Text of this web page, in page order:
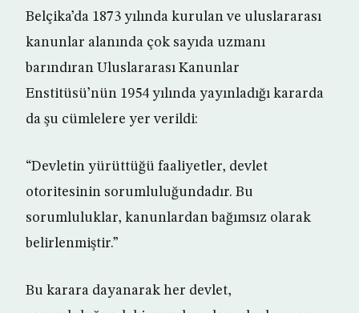
Belçika’da 1873 yılında kurulan ve uluslararası
kanunlar alanında çok sayıda uzmanı
barındıran Uluslararası Kanunlar
Enstitüsü’nün 1954 yılında yayınladığı kararda
da şu cümlelere yer verildi:
“Devletin yürüttüğü faaliyetler, devlet
otoritesinin sorumluluğundadır. Bu
sorumluluklar, kanunlardan bağımsız olarak
belirlenmiştir.”
Bu karara dayanarak her devlet,